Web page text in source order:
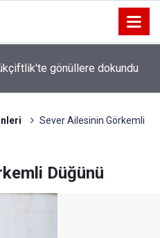
gönüllere dokundu
Sever Ailesinin Görkemli
Düğünü